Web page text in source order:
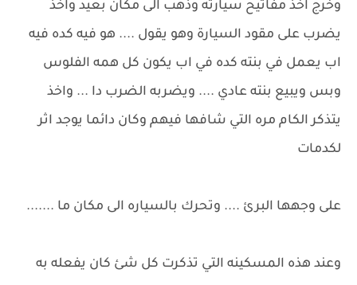
وخرج اخذ مفاتيح سيارته وذهب الى مكان بعيد واخذ
يضرب على مقود السيارة وهو يقول .... هو فيه كده فيه
اب يعمل في بنته كده في اب يكون كل همه الفلوس
وبس ويبيع بنته عادي .... ويضربه الضرب دا ... واخذ
يتذكر الكام مره التي شافها فيهم وكان دائما يوجد اثر
لكدمات
على وجهها البرئ .... وتحرك بالسياره الى مكان ما .......
وعند هذه المسكينه التي تذكرت كل شئ كان يفعله به